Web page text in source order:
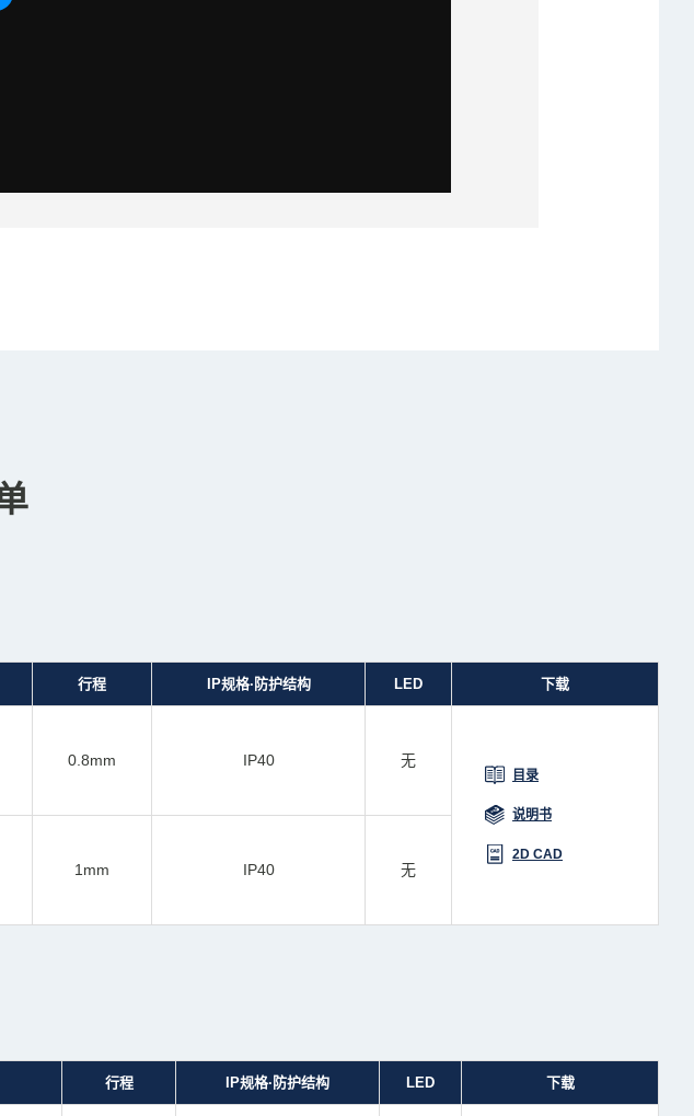
行程 IP规格·防护结构 LED 下载
0.8mm IP40 无
目录
说明书
2D CAD
1mm IP40 无
行程 IP规格·防护结构 LED 下载